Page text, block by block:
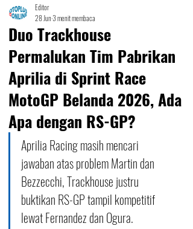
Duo Trackhouse
Permalukan Tim Pabrikan
Aprilia di Sprint Race
MotoGP Belanda 2026, Ada
Apa dengan RS-GP?
Editor
28 Jun3 menit membaca
Aprilia Racing masih mencari
jawaban atas problem Martin dan
Bezzecchi, Trackhouse justru
buktikan RS-GP tampil kompetitif
lewat Fernandez dan Ogura.